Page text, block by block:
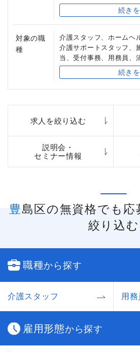
しています。
また、受付事務スタッフ
フ、用務員など、介護の
もあります。
続き
対象の職
種
介護スタッフ、ホームヘ
介護サポートスタッフ、
当、受付事務、用務員、
直スタッフ
続き
求人を絞り込む
説明会・
セミナー情報
豊島区の無資格でも応募OKの求人を
絞り込む
職種から探す
介護スタッフ 用務
雇用形態から探す